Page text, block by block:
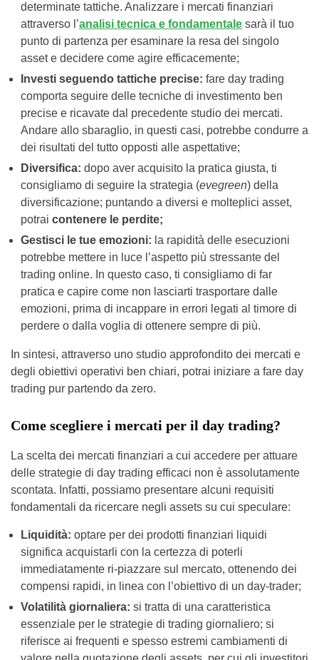
determinate tattiche. Analizzare i mercati finanziari
attraverso l’analisi tecnica e fondamentale sarà il tuo
punto di partenza per esaminare la resa del singolo
asset e decidere come agire efficacemente;
Investi seguendo tattiche precise: fare day trading
comporta seguire delle tecniche di investimento ben
precise e ricavate dal precedente studio dei mercati.
Andare allo sbaraglio, in questi casi, potrebbe condurre a
dei risultati del tutto opposti alle aspettative;
Diversifica: dopo aver acquisito la pratica giusta, ti
consigliamo di seguire la strategia (evegreen) della
diversificazione; puntando a diversi e molteplici asset,
potrai contenere le perdite;
Gestisci le tue emozioni: la rapidità delle esecuzioni
potrebbe mettere in luce l’aspetto più stressante del
trading online. In questo caso, ti consigliamo di far
pratica e capire come non lasciarti trasportare dalle
emozioni, prima di incappare in errori legati al timore di
perdere o dalla voglia di ottenere sempre di più.
In sintesi, attraverso uno studio approfondito dei mercati e
degli obiettivi operativi ben chiari, potrai iniziare a fare day
trading pur partendo da zero.
Come scegliere i mercati per il day trading?
La scelta dei mercati finanziari a cui accedere per attuare
delle strategie di day trading efficaci non è assolutamente
scontata. Infatti, possiamo presentare alcuni requisiti
fondamentali da ricercare negli assets su cui speculare:
Liquidità: optare per dei prodotti finanziari liquidi
significa acquistarli con la certezza di poterli
immediatamente ri-piazzare sul mercato, ottenendo dei
compensi rapidi, in linea con l’obiettivo di un day-trader;
Volatilità giornaliera: si tratta di una caratteristica
essenziale per le strategie di trading giornaliero; si
riferisce ai frequenti e spesso estremi cambiamenti di